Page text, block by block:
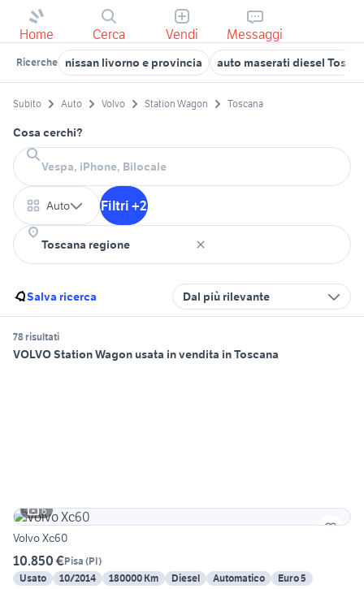
Home Cerca Vendi Messaggi
Ricerche nissan livorno e provincia auto maserati diesel
Subito Auto Volvo Station Wagon Toscana
Cosa cerchi?
Auto Filtri +2
Salva ricerca Dal più rilevante
78 risultati
VOLVO Station Wagon usata in vendita in Toscana
6
Volvo Xc60
10.850 €Pisa (PI)
Usato
10/2014 180000 Km Diesel Automatico
Euro 5